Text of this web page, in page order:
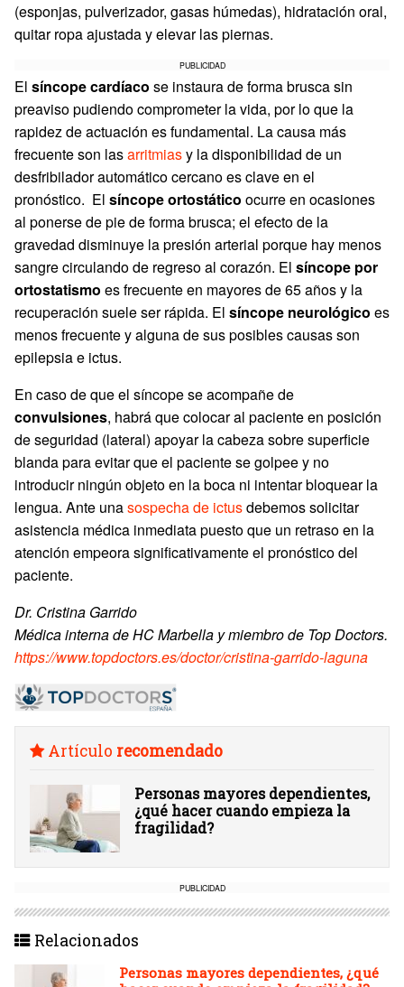
(esponjas, pulverizador, gasas húmedas), hidratación oral,
quitar ropa ajustada y elevar las piernas.
PUBLICIDAD
El síncope cardíaco se instaura de forma brusca sin
preaviso pudiendo comprometer la vida, por lo que la
rapidez de actuación es fundamental. La causa más
frecuente son lasarritmiasy la disponibilidad de un
desfribilador automático cercano es clave en el
pronóstico. El síncope ortostático ocurre en ocasiones
al ponerse de pie de forma brusca; el efecto de la
gravedad disminuye la presión arterial porque hay menos
sangre circulando de regreso al corazón. El síncope por
ortostatismo es frecuente en mayores de 65 años y la
recuperación suele ser rápida. El síncope neurológico es
menos frecuente y alguna de sus posibles causas son
epilepsia e ictus.
En caso de que el síncope se acompañe de
convulsiones, habrá que colocar al paciente en posición
de seguridad (lateral) apoyar la cabeza sobre superficie
blanda para evitar que el paciente se golpee y no
introducir ningún objeto en la boca ni intentar bloquear la
lengua. Ante unasospecha de ictusdebemos solicitar
asistencia médica inmediata puesto que un retraso en la
atención empeora significativamente el pronóstico del
paciente.
Dr. Cristina Garrido
Médica interna de HC Marbella y miembro de Top Doctors.
https://www.topdoctors.es/doctor/cristina-garrido-laguna
Artículo recomendado
Personas mayores dependientes,
¿qué hacer cuando empieza la
fragilidad?
PUBLICIDAD
Relacionados
Personas mayores dependientes, ¿qué